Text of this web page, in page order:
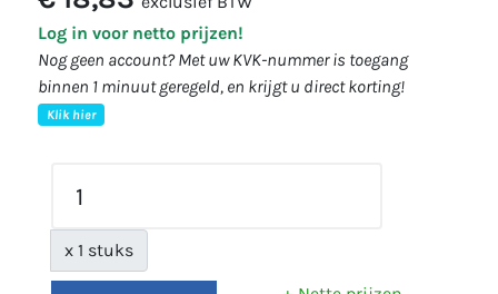
Log in voor netto prijzen!
Nog geen account? Met uw KVK-nummer is toegang
binnen 1 minuut geregeld, en krijgt u direct korting!
Klik hier
x 1 stuks